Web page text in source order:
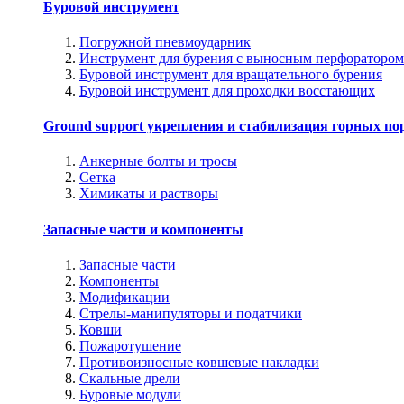
Буровой инструмент
Погружной пневмоударник
Инструмент для бурения с выносным перфоратором
Буровой инструмент для вращательного бурения
Буровой инструмент для проходки восстающих
Ground support укрепления и стабилизация горных
Анкерные болты и тросы
Сетка
Химикаты и растворы
Запасные части и компоненты
Запасные части
Компоненты
Модификации
Стрелы-манипуляторы и податчики
Ковши
Пожаротушение
Противоизносные ковшевые накладки
Скальные дрели
Буровые модули